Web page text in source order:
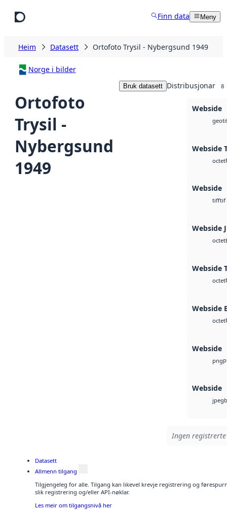
Finn data Meny
Heim Datasett Ortofoto Trysil - Nybergsund 1949
Norge i bilder
Ortofoto
Trysil -
Nybergsund
1949
Bruk datasett Distribusjonar 8
Webside
Webside
octet
Webside
tifftif
Webside
octet
Webside
octet
Webside
octet
Webside
png
Webside
jpeg
Ingen
Datasett
Allmenn tilgang
Tilgjengeleg for alle. Tilgang kan likevel krevje registrering og
slik registrering og/eller API-nøklar.
Les meir om tilgangsnivå her